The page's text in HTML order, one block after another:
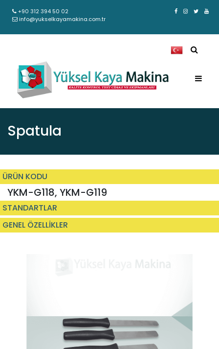
+90 312 394 50 02
info@yukselkayamakina.com.tr
Spatula
ÜRÜN KODU
YKM-G118, YKM-G119
STANDARTLAR
GENEL ÖZELLİKLER